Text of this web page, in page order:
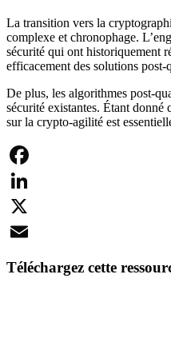
La transition vers la
complexe et chronophage.
sécurité qui ont historiquement
efficacement des solutions post-
De plus, les algorithmes post-
sécurité existantes. Étant donné
sur la crypto-agilité est
Facebook
LinkedIn
X
Téléchargez cette